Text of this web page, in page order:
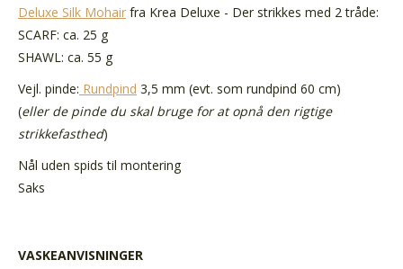
Deluxe Silk Mohair fra Krea Deluxe - Der strikkes med 2 tråde:
SCARF: ca. 25 g
SHAWL: ca. 55 g
Vejl. pinde: Rundpind 3,5 mm (evt. som rundpind 60 cm)
(eller de pinde du skal bruge for at opnå den rigtige
strikkefasthed)
Nål uden spids til montering
Saks
VASKEANVISNINGER